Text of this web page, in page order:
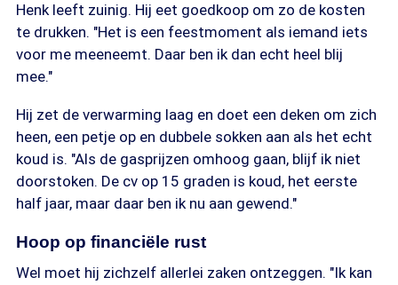
Henk leeft zuinig. Hij eet goedkoop om zo de kosten
te drukken. "Het is een feestmoment als iemand iets
voor me meeneemt. Daar ben ik dan echt heel blij
mee."
Hij zet de verwarming laag en doet een deken om zich
heen, een petje op en dubbele sokken aan als het echt
koud is. "Als de gasprijzen omhoog gaan, blijf ik niet
doorstoken. De cv op 15 graden is koud, het eerste
half jaar, maar daar ben ik nu aan gewend."
Hoop op financiële rust
Wel moet hij zichzelf allerlei zaken ontzeggen. "Ik kan